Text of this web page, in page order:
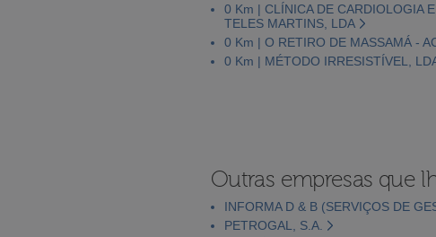
0 Km | CLÍNICA DE CARDIOLOGIA
TELES MARTINS, LDA
0 Km | O RETIRO DE MASSAMÁ -
0 Km | MÉTODO IRRESISTÍVEL,
Outras empresas que
INFORMA D & B (SERVIÇOS DE
PETROGAL, S.A.